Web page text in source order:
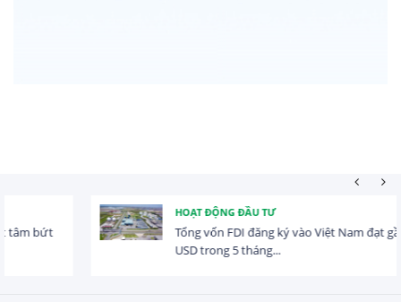
HOẠT ĐỘNG ĐẦU TƯ
Tổng vốn FDI đăng ký vào Việt Nam đạt gần 25 tỷ
USD trong 5 tháng...